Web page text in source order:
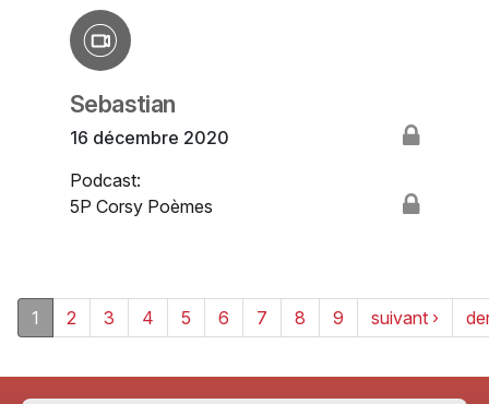
Sebastian
16 décembre 2020
Podcast:
5P Corsy Poèmes
1 2 3 4 5 6 7 8 9 suivant ›